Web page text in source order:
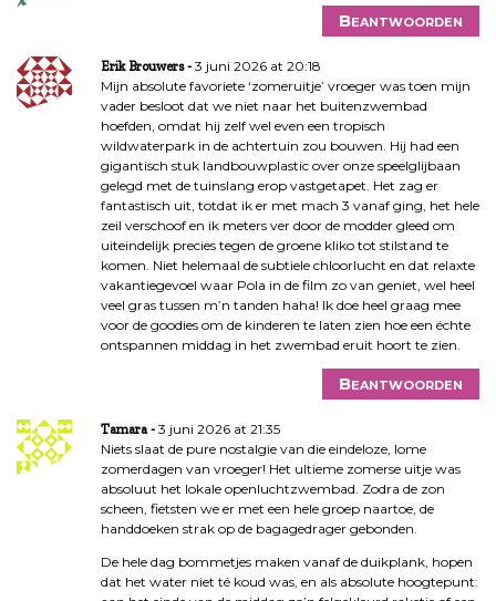
Beantwoorden
Erik Brouwers
3 juni 2026 at 20:18
Mijn absolute favoriete ‘zomeruitje’ vroeger was toen mijn
vader besloot dat we niet naar het buitenzwembad
hoefden, omdat hij zelf wel even een tropisch
wildwaterpark in de achtertuin zou bouwen. Hij had een
gigantisch stuk landbouwplastic over onze speelglijbaan
gelegd met de tuinslang erop vastgetapet. Het zag er
fantastisch uit, totdat ik er met mach 3 vanaf ging, het hele
zeil verschoof en ik meters ver door de modder gleed om
uiteindelijk precies tegen de groene kliko tot stilstand te
komen. Niet helemaal de subtiele chloorlucht en dat relaxte
vakantiegevoel waar Pola in de film zo van geniet, wel heel
veel gras tussen m’n tanden haha! Ik doe heel graag mee
voor de goodies om de kinderen te laten zien hoe een échte
ontspannen middag in het zwembad eruit hoort te zien.
Beantwoorden
Tamara
3 juni 2026 at 21:35
Niets slaat de pure nostalgie van die eindeloze, lome
zomerdagen van vroeger! Het ultieme zomerse uitje was
absoluut het lokale openluchtzwembad. Zodra de zon
scheen, fietsten we er met een hele groep naartoe, de
handdoeken strak op de bagagedrager gebonden.
De hele dag bommetjes maken vanaf de duikplank, hopen
dat het water niet té koud was, en als absolute hoogtepunt: